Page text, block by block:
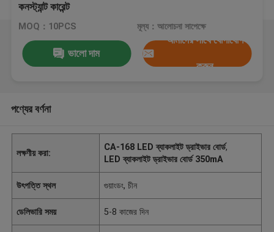
কনস্ট্যান্ট কারেন্ট
MOQ：10PCS মূল্য：আলোচনা সাপেক্ষে
ভালো দাম
আমাদের সাথে যোগাযোগ
করুন
পণ্যের বর্ণনা
লক্ষণীয় করা:
CA-168 LED ব্যাকলাইট ড্রাইভার বোর্ড,
LED ব্যাকলাইট ড্রাইভার বোর্ড 350mA
উৎপত্তি স্থল গুয়াংডং, চীন
ডেলিভারি সময় 5-8 কাজের দিন